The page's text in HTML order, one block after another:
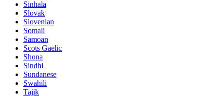
Sinhala
Slovak
Slovenian
Somali
Samoan
Scots Gaelic
Shona
Sindhi
Sundanese
Swahili
Tajik